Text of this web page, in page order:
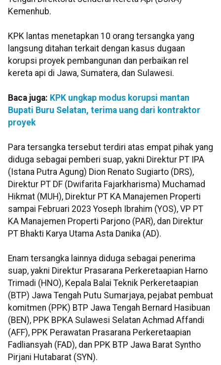
Kemenhub.
KPK lantas menetapkan 10 orang tersangka yang
langsung ditahan terkait dengan kasus dugaan
korupsi proyek pembangunan dan perbaikan rel
kereta api di Jawa, Sumatera, dan Sulawesi.
Baca juga: KPK ungkap modus korupsi mantan
Bupati Buru Selatan, terima uang dari kontraktor
proyek
Para tersangka tersebut terdiri atas empat pihak yang
diduga sebagai pemberi suap, yakni Direktur PT IPA
(Istana Putra Agung) Dion Renato Sugiarto (DRS),
Direktur PT DF (Dwifarita Fajarkharisma) Muchamad
Hikmat (MUH), Direktur PT KA Manajemen Properti
sampai Februari 2023 Yoseph Ibrahim (YOS), VP PT
KA Manajemen Properti Parjono (PAR), dan Direktur
PT Bhakti Karya Utama Asta Danika (AD).
Enam tersangka lainnya diduga sebagai penerima
suap, yakni Direktur Prasarana Perkeretaapian Harno
Trimadi (HNO), Kepala Balai Teknik Perkeretaapian
(BTP) Jawa Tengah Putu Sumarjaya, pejabat pembuat
komitmen (PPK) BTP Jawa Tengah Bernard Hasibuan
(BEN), PPK BPKA Sulawesi Selatan Achmad Affandi
(AFF), PPK Perawatan Prasarana Perkeretaapian
Fadliansyah (FAD), dan PPK BTP Jawa Barat Syntho
Pirjani Hutabarat (SYN).